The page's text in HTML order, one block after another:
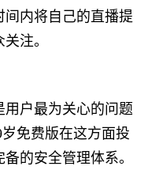
内将自己的直播提
注。
户最为关心的问题
免费版在这方面投
的安全管理体系。